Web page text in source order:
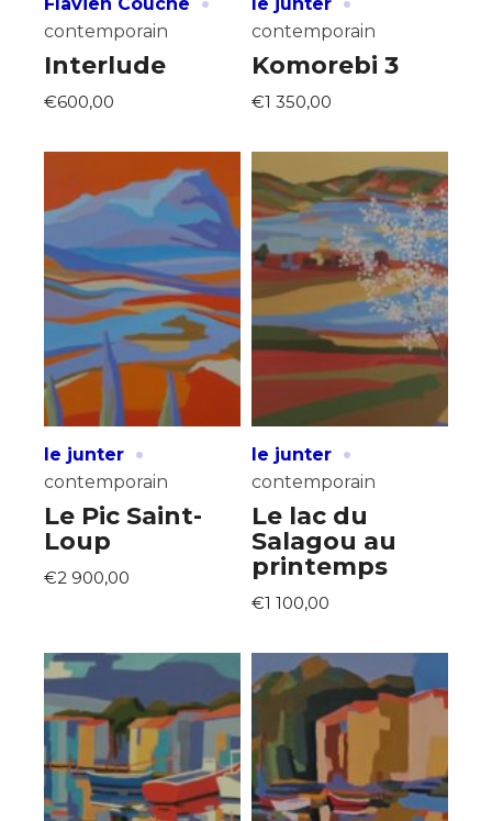
contemporain
Interlude
€600,00
contemporain
Komorebi 3
€1 350,00
le junter ·
contemporain
Le Pic Saint-
Loup
€2 900,00
le junter ·
contemporain
Le lac du
Salagou au
printemps
€1 100,00